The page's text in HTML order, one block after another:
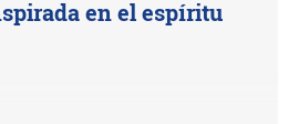
en el espíritu